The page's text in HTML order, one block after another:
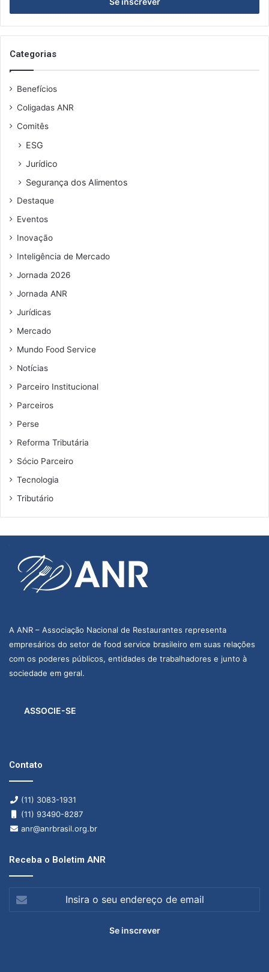
r
a
s
e
n
e
e
e
a
i
Categorias
Benefícios
Coligadas ANR
Comitês
ESG
Jurídico
Segurança dos Alimentos
Destaque
Eventos
Inovação
Inteligência de Mercado
Jornada 2026
Jornada ANR
Jurídicas
Mercado
Mundo Food Service
Notícias
Parceiro Institucional
Parceiros
Perse
Reforma Tributária
Sócio Parceiro
Tecnologia
Tributário
A ANR – Associação Nacional de Restaurantes representa
empresários do setor de food service brasileiro em suas relações
com os poderes públicos, entidades de trabalhadores e junto à
sociedade em geral.
ASSOCIE-SE
Contato
(11) 3083-1931
(11) 93490-8287
anr@anrbrasil.org.br
Receba o Boletim ANR